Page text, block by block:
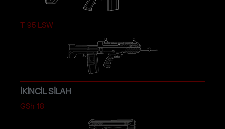
T-95 LSW
İKINCIL SILAH
GSh-18